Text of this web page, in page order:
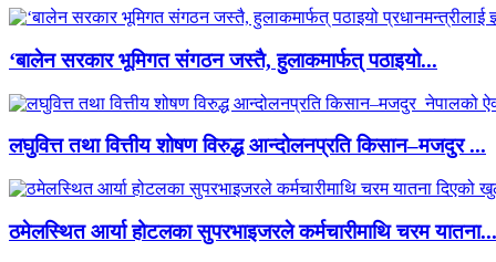
‘बालेन सरकार भूमिगत संगठन जस्तै, हुलाकमार्फत् पठाइयो...
लघुवित्त तथा वित्तीय शोषण विरुद्ध आन्दोलनप्रति किसान–मजदुर ...
ठमेलस्थित आर्या होटलका सुपरभाइजरले कर्मचारीमाथि चरम यातना...